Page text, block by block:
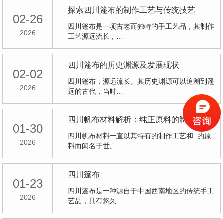
02-26
2026
探索四川篷布的制作工艺与传统技艺
四川篷布是一项古老而独特的手工艺品，其制作
工艺源远流长，…
02-02
2026
四川篷布的历史渊源及发展现状
四川篷布，源远流长。其历史渊源可以追溯到遥
远的古代，当时…
01-30
2026
四川帆布材料解析：纯正原料的制作之道
四川帆布材料一直以其特有的制作工艺和..的原
料而闻名于世。…
01-23
2026
四川篷布
四川篷布是一种源自于中国西南地区的传统手工
艺品，具有悠久…